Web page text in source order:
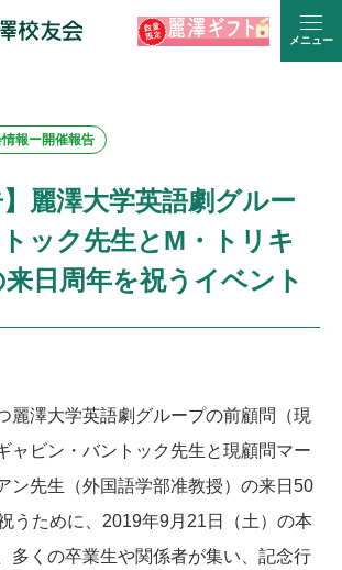
メニュー
報ー開催報告
】麗澤大学英語劇グルー
ック先生とM・トリキ
日周年を祝うイベント
澤大学英語劇グループの前顧問（現
ャビン・バントック先生と現顧問マー
ン先生（外国語学部准教授）の来日50
うために、2019年9月21日（土）の本
多くの卒業生や関係者が集い、記念行